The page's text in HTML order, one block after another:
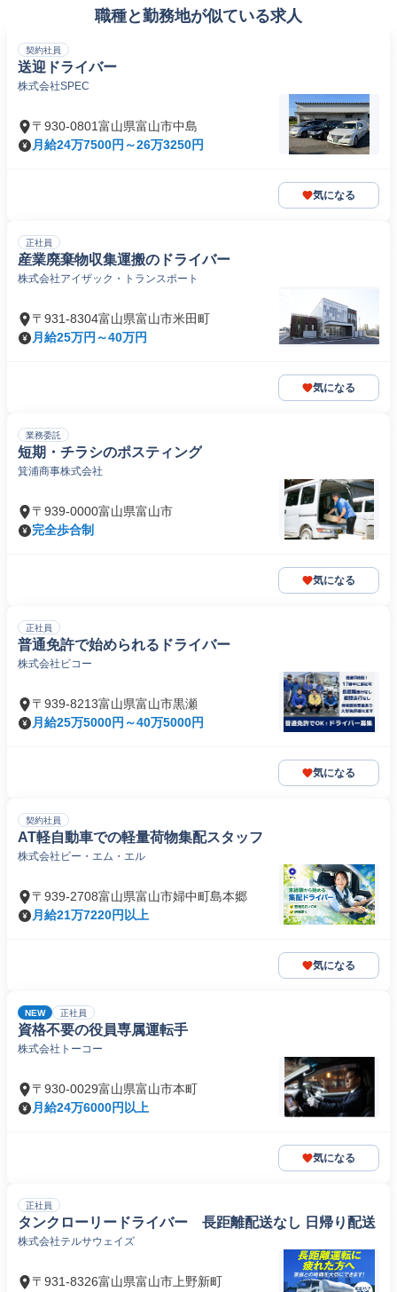
職種と勤務地が似ている求人
契約社員
送迎ドライバー
株式会社SPEC
〒930-0801富山県富山市中島
月給24万7500円～26万3250円
気になる
正社員
産業廃棄物収集運搬のドライバー
株式会社アイザック・トランスポート
〒931-8304富山県富山市米田町
月給25万円～40万円
気になる
業務委託
短期・チラシのポスティング
箕浦商事株式会社
〒939-0000富山県富山市
完全歩合制
気になる
正社員
普通免許で始められるドライバー
株式会社ビコー
〒939-8213富山県富山市黒瀬
月給25万5000円～40万5000円
気になる
契約社員
AT軽自動車での軽量荷物集配スタッフ
株式会社ビー・エム・エル
〒939-2708富山県富山市婦中町島本郷
月給21万7220円以上
気になる
NEW 正社員
資格不要の役員専属運転手
株式会社トーコー
〒930-0029富山県富山市本町
月給24万6000円以上
気になる
正社員
タンクローリードライバー 長距離配送なし 日帰り配送
株式会社テルサウェイズ
〒931-8326富山県富山市上野新町